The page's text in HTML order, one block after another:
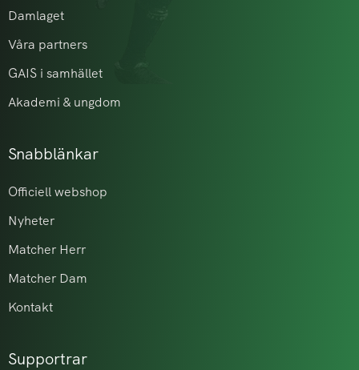
Damlaget
Våra partners
GAIS i samhället
Akademi & ungdom
Snabblänkar
Officiell webshop
Nyheter
Matcher Herr
Matcher Dam
Kontakt
Supportrar